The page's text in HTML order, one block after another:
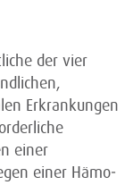
der vier
Erkrankungen
einer
einer Hämo­